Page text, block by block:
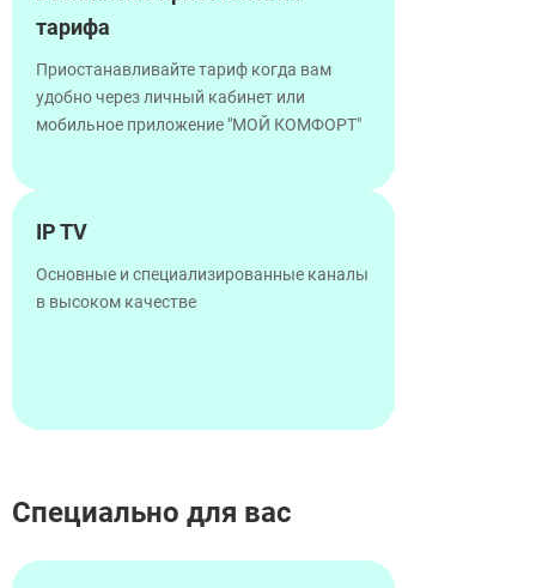
тарифа
Приостанавливайте тариф когда вам
удобно через личный кабинет или
мобильное приложение "МОЙ КОМФОРТ"
IP TV
Основные и специализированные каналы
в высоком качестве
Специально для вас